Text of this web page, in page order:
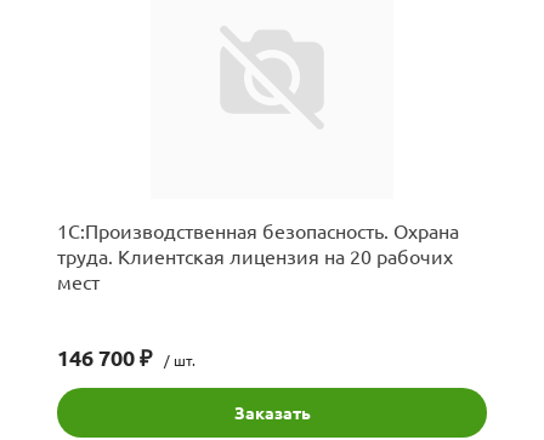
1С:Производственная безопасность. Охрана
труда. Клиентская лицензия на 20 рабочих
мест
146 700 ₽ / шт.
Заказать